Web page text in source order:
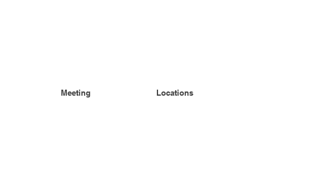
Meeting Locations